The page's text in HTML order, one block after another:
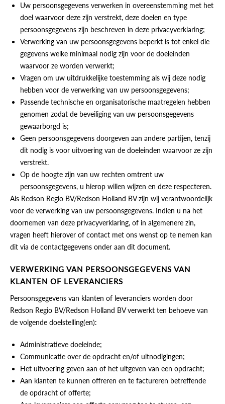
Uw persoonsgegevens verwerken in overeenstemming met het
doel waarvoor deze zijn verstrekt, deze doelen en type
persoonsgegevens zijn beschreven in deze privacyverklaring;
Verwerking van uw persoonsgegevens beperkt is tot enkel die
gegevens welke minimaal nodig zijn voor de doeleinden
waarvoor ze worden verwerkt;
Vragen om uw uitdrukkelijke toestemming als wij deze nodig
hebben voor de verwerking van uw persoonsgegevens;
Passende technische en organisatorische maatregelen hebben
genomen zodat de beveiliging van uw persoonsgegevens
gewaarborgd is;
Geen persoonsgegevens doorgeven aan andere partijen, tenzij
dit nodig is voor uitvoering van de doeleinden waarvoor ze zijn
verstrekt.
Op de hoogte zijn van uw rechten omtrent uw
persoonsgegevens, u hierop willen wijzen en deze respecteren.
Als Redson Regio BV/Redson Holland BV zijn wij verantwoordelijk
voor de verwerking van uw persoonsgegevens. Indien u na het
doornemen van deze privacyverklaring, of in algemenere zin,
vragen heeft hierover of contact met ons wenst op te nemen kan
dit via de contactgegevens onder aan dit document.
VERWERKING VAN PERSOONSGEGEVENS VAN
KLANTEN OF LEVERANCIERS
Persoonsgegevens van klanten of leveranciers worden door
Redson Regio BV/Redson Holland BV verwerkt ten behoeve van
de volgende doelstelling(en):
Administratieve doeleinde;
Communicatie over de opdracht en/of uitnodigingen;
Het uitvoering geven aan of het uitgeven van een opdracht;
Aan klanten te kunnen offreren en te factureren betreffende
de opdracht of offerte;